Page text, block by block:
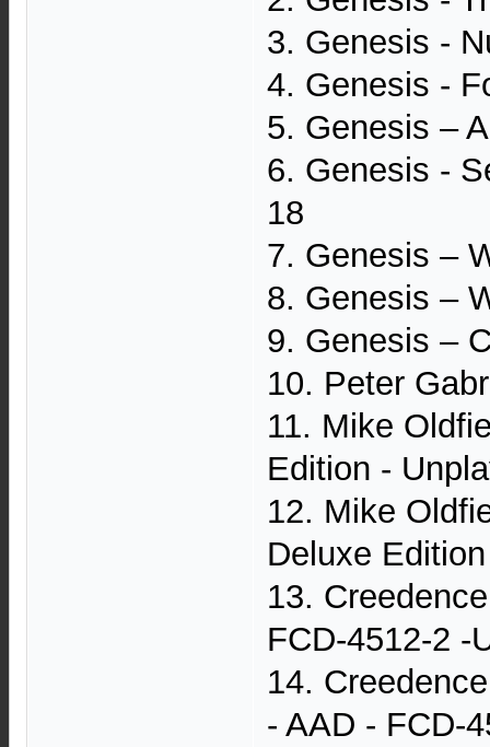
3. Genesis -
4. Genesis -
5. Genesis –
6. Genesis -
18
7. Genesis –
8. Genesis –
9. Genesis –
10. Peter
11. Mike
Edition -
12. Mike
Deluxe
13.
FCD-4512-2 -
14.
- AAD - FCD-